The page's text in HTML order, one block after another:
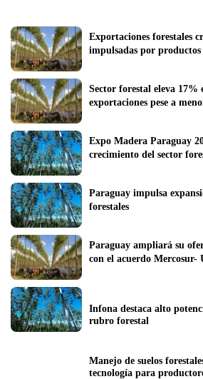
Exportaciones forestales
Sector forestal eleva 17%
exportaciones pese a
Expo Madera Paraguay
crecimiento del sector
Paraguay impulsa
forestales
Paraguay ampliará su
con el acuerdo Mercosur-
Infona destaca alto
rubro forestal
Manejo de suelos
tecnología para